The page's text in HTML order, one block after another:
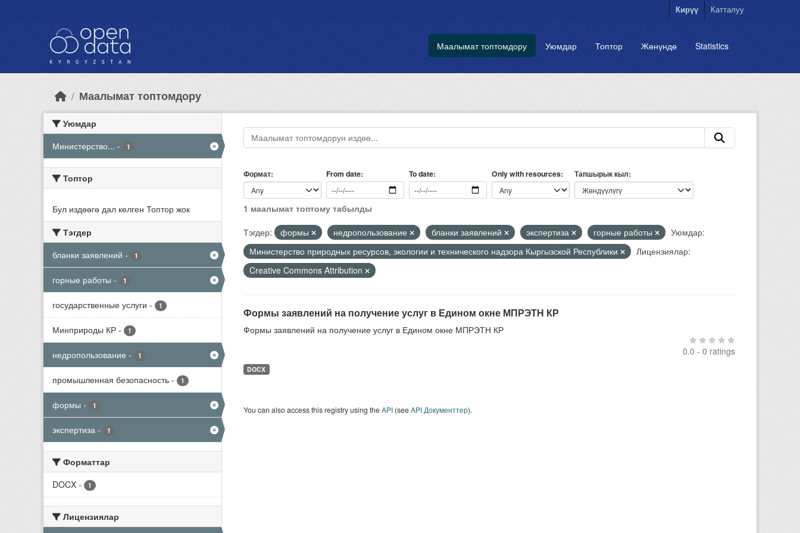
Кирүү Катталуу
Маалымат топтомдору Уюмдар Топтор Жөнүндө Statistics
Маалымат топтомдору
Уюмдар
Министерство... - 1
Топтор
Бул издөөгө дал келген Топтор жок
Тэгдер
бланки заявлений - 1
горные работы - 1
государственные услуги - 1
Минприроды КР - 1
недропользование - 1
промышленная безопасность - 1
формы - 1
экспертиза - 1
Форматтар
DOCX - 1
Лицензиялар
Формат From date To date Only with resources Тапшырык кыл
1 маалымат топтому табылды
Тэгдер:
формы недропользование бланки заявлений экспертиза горные работы
Уюмдар:
Министерство природных ресурсов, экологии и технического надзора Кыргызской Республики
Лицензиялар:
Creative Commons Attribution
Формы заявлений на получение услуг в Едином окне МПРЭТН КР
Формы заявлений на получение услуг в Едином окне МПРЭТН КР
0.0 - 0 ratings
DOCX
You can also access this registry using theAPI(seeAPI Документтер).